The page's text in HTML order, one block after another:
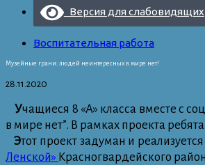
Версия для слабовидящих
Воспитательная работа
Музейные грани: людей неинтересных в мире нет!
28.11.2020
Учащиеся 8 «А» класса вместе с
в мире нет”. В рамках проекта
Этот проект задуман и
Ленской» Красногвардейского